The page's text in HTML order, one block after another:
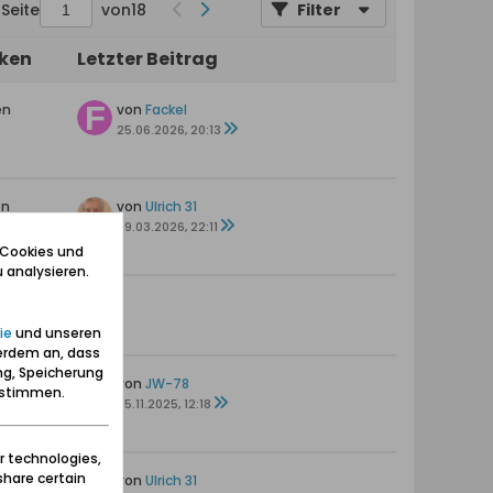
Seite von18 Filter
Letzter Beitrag
von Fackel
25.06.2026, 20:13
von Ulrich 31
29.03.2026, 22:11
von JW-78
05.11.2025, 12:18
von Ulrich 31
und
und unseren
an, dass
Speicherung
technologies,
certain